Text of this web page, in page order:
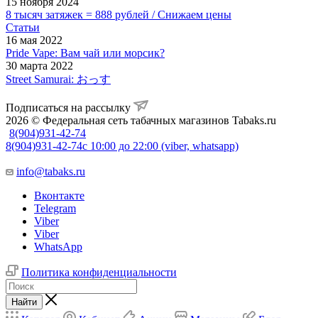
8 тысяч затяжек = 888 рублей / Снижаем цены
Статьи
16 мая 2022
Pride Vape: Вам чай или морсик?
30 марта 2022
Street Samurai: おっす
Подписаться на рассылку
2026 © Федеральная сеть табачных магазинов Tabaks.ru
8(904)931-42-74
8(904)931-42-74с 10:00 до 22:00 (viber, whatsapp)
info@tabaks.ru
Вконтакте
Telegram
Viber
Viber
WhatsApp
Политика конфиденциальности
Найти